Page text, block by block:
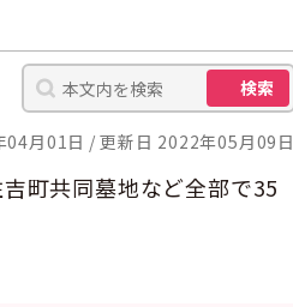
検索
04月01日 更新日 2022年05月09日
町共同墓地など全部で35